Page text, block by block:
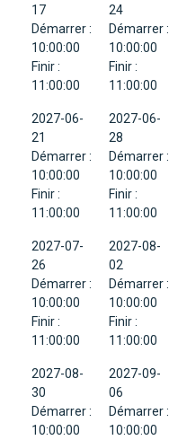
17
Démarrer :
10:00:00
Finir :
11:00:00
24
Démarrer :
10:00:00
Finir :
11:00:00
2027-06-
21
Démarrer :
10:00:00
Finir :
11:00:00
2027-06-
28
Démarrer :
10:00:00
Finir :
11:00:00
2027-07-
26
Démarrer :
10:00:00
Finir :
11:00:00
2027-08-
02
Démarrer :
10:00:00
Finir :
11:00:00
2027-08-
30
Démarrer :
10:00:00
2027-09-
06
Démarrer :
10:00:00